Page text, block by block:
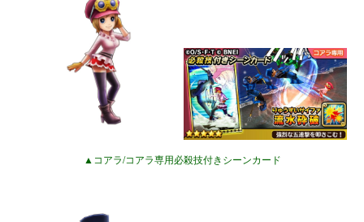
▲コアラ/コアラ専用必殺技付きシーンカード